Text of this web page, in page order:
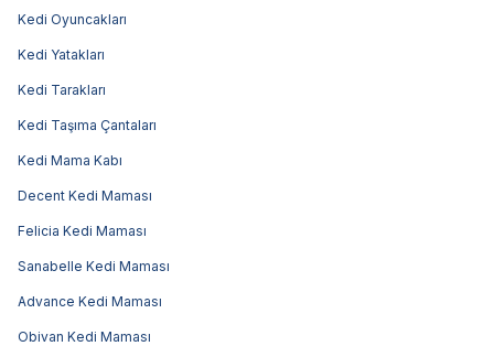
Kedi Oyuncakları
Kedi Yatakları
Kedi Tarakları
Kedi Taşıma Çantaları
Kedi Mama Kabı
Decent Kedi Maması
Felicia Kedi Maması
Sanabelle Kedi Maması
Advance Kedi Maması
Obivan Kedi Maması